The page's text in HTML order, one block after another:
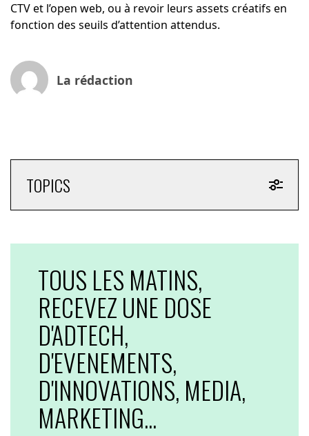
CTV et l’open web, ou à revoir leurs assets créatifs en
fonction des seuils d’attention attendus.
La rédaction
TOPICS
TOUS LES MATINS,
RECEVEZ UNE DOSE
D'ADTECH,
D'EVENEMENTS,
D'INNOVATIONS, MEDIA,
MARKETING...